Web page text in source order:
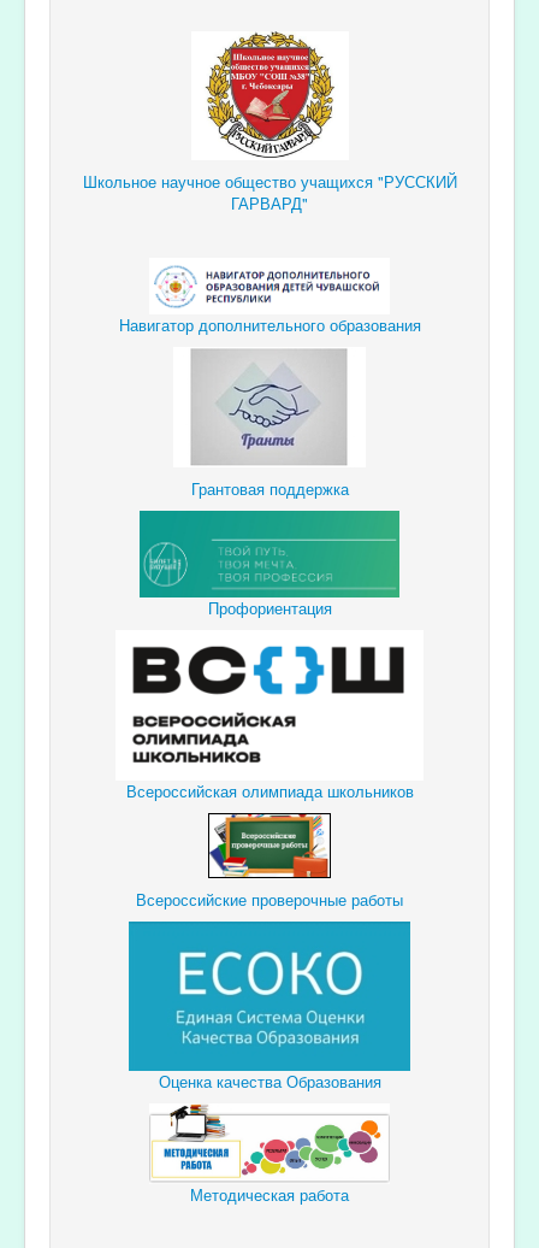
Школьное научное общество учащихся "РУССКИЙ
ГАРВАРД"
Навигатор дополнительного образования
Грантовая поддержка
Профориентация
Всероссийская олимпиада школьников
Всероссийские проверочные работы
Оценка качества Образования
Методическая работа